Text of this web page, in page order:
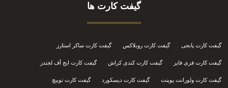
گیفت کارت ها
گیفت کارت پابجی گیفت کارت روبلاکس گیفت کارت ساکر استارز
گیفت کارت فری فایر گیفت کارت کندی کراش گیفت کارت ایج آف لجندز
گیفت کارت ولورانت پوینت گیفت کارت دیسکورد گیفت کارت توییچ